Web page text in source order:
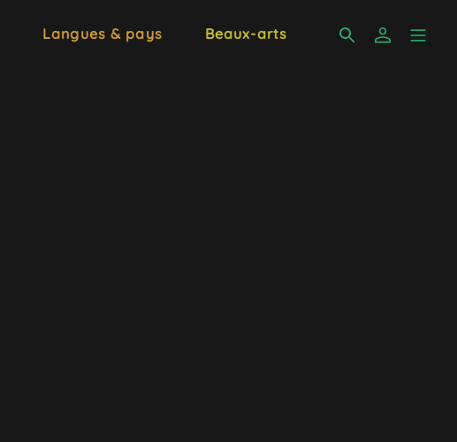
Langues & pays Beaux-arts